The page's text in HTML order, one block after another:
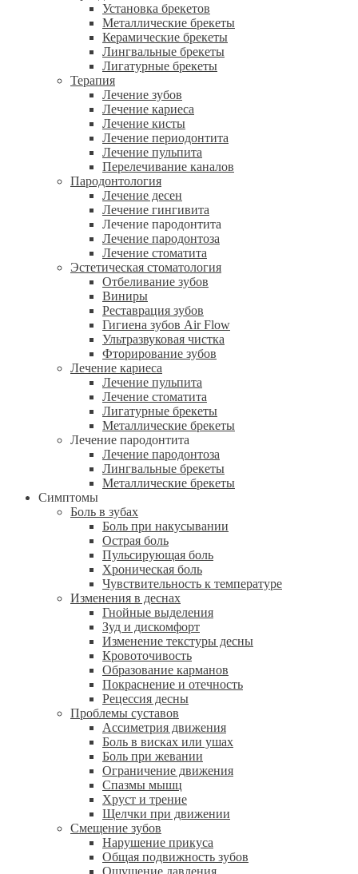
Установка брекетов
Металлические брекеты
Керамические брекеты
Лингвальные брекеты
Лигатурные брекеты
Терапия
Лечение зубов
Лечение кариеса
Лечение кисты
Лечение периодонтита
Лечение пульпита
Перелечивание каналов
Пародонтология
Лечение десен
Лечение гингивита
Лечение пародонтита
Лечение пародонтоза
Лечение стоматита
Эстетическая стоматология
Отбеливание зубов
Виниры
Реставрация зубов
Гигиена зубов Air Flow
Ультразвуковая чистка
Фторирование зубов
Лечение кариеса
Лечение пульпита
Лечение стоматита
Лигатурные брекеты
Металлические брекеты
Лечение пародонтита
Лечение пародонтоза
Лингвальные брекеты
Металлические брекеты
Симптомы
Боль в зубах
Боль при накусывании
Острая боль
Пульсирующая боль
Хроническая боль
Чувствительность к температуре
Изменения в деснах
Гнойные выделения
Зуд и дискомфорт
Изменение текстуры десны
Кровоточивость
Образование карманов
Покраснение и отечность
Рецессия десны
Проблемы суставов
Ассиметрия движения
Боль в висках или ушах
Боль при жевании
Ограничение движения
Спазмы мышц
Хруст и трение
Щелчки при движении
Смещение зубов
Нарушение прикуса
Общая подвижность зубов
Ощущение давления